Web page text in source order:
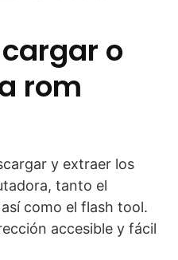
o
rom
y extraer los
tanto el
como el flash tool.
accesible y fácil